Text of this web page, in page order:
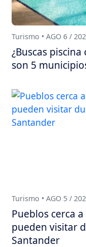
Turismo • AGO 6 /
¿Buscas
son 5
Turismo • AGO 5 /
Pueblos cerca
pueden visitar
Santander